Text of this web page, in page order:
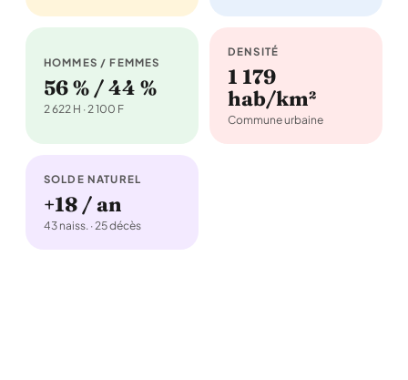
HOMMES / FEMMES
56 % / 44 %
2 622 H · 2 100 F
DENSITÉ
1 179
hab/km²
Commune urbaine
SOLDE NATUREL
+18 / an
43 naiss. · 25 décès